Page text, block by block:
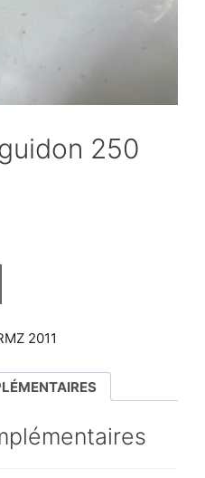
250
2011